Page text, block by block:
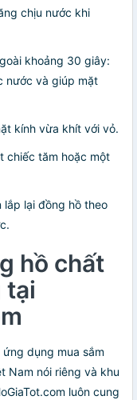
chịu nước khi
khoảng 30 giây:
nước và giúp mặt
kính vừa khít với vỏ.
chiếc tăm hoặc một
lắp lại đồng hồ theo
hồ chất
tại
dụng mua sắm
Nam nói riêng và khu
luôn cung